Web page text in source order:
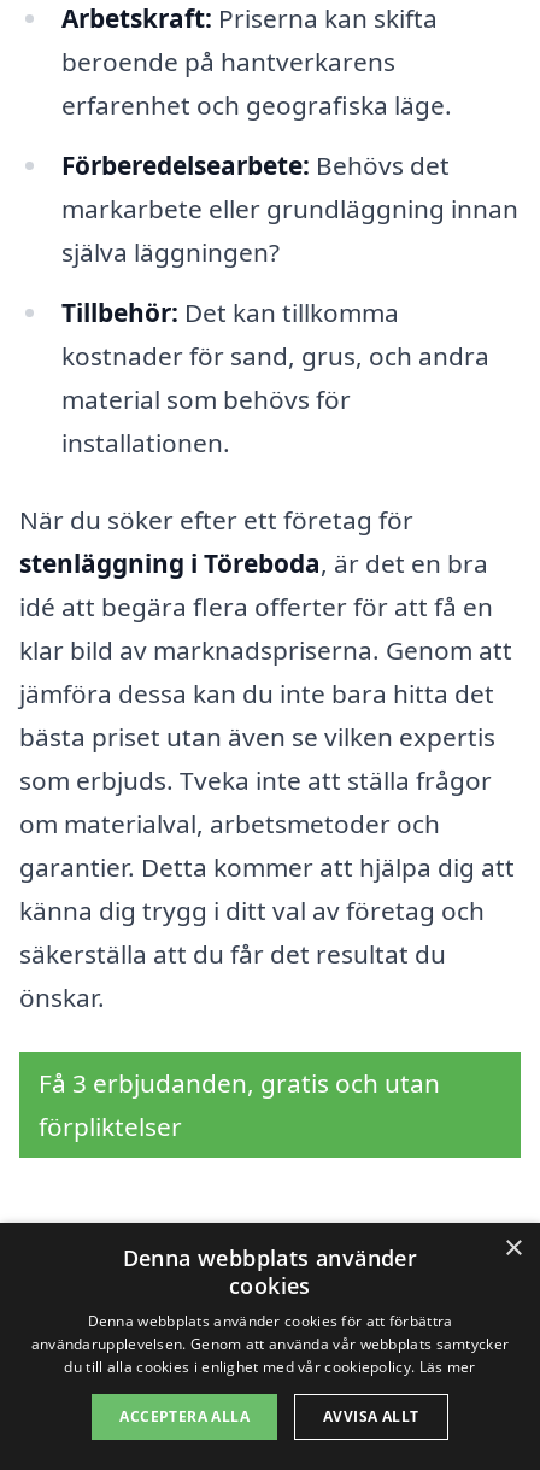
Arbetskraft: Priserna kan skifta
beroende på hantverkarens
erfarenhet och geografiska läge.
Förberedelsearbete: Behövs det
markarbete eller grundläggning innan
själva läggningen?
Tillbehör: Det kan tillkomma
kostnader för sand, grus, och andra
material som behövs för
installationen.
När du söker efter ett företag för
stenläggning i Töreboda, är det en bra
idé att begära flera offerter för att få en
klar bild av marknadspriserna. Genom att
jämföra dessa kan du inte bara hitta det
bästa priset utan även se vilken expertis
som erbjuds. Tveka inte att ställa frågor
om materialval, arbetsmetoder och
garantier. Detta kommer att hjälpa dig att
känna dig trygg i ditt val av företag och
säkerställa att du får det resultat du
önskar.
Få 3 erbjudanden, gratis och utan
förpliktelser
Sök efter en
professionell för
stenläggning i andra
städer nära Töreboda
×
Denna webbplats använder
cookies
Denna webbplats använder cookies för att förbättra
användarupplevelsen. Genom att använda vår webbplats samtycker
du till alla cookies i enlighet med vår cookiepolicy. Läs mer
ACCEPTERA ALLA AVVISA ALLT